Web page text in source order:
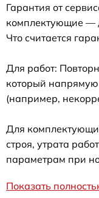
Гарантия от
комплектующие —
Что считается
Для работ:
который
(например,
Для
строя, утрата
параметрам при
Показать